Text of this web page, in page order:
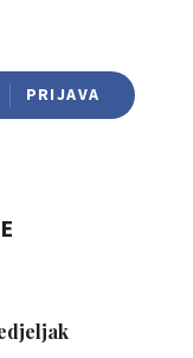
PRIJAVA